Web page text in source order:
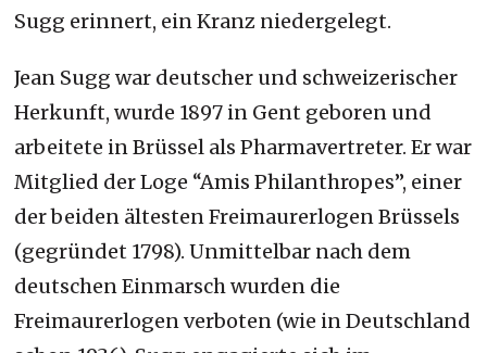
Sugg erinnert, ein Kranz niedergelegt.
Jean Sugg war deutscher und schweizerischer
Herkunft, wurde 1897 in Gent geboren und
arbeitete in Brüssel als Pharmavertreter. Er war
Mitglied der Loge “Amis Philanthropes”, einer
der beiden ältesten Freimaurerlogen Brüssels
(gegründet 1798). Unmittelbar nach dem
deutschen Einmarsch wurden die
Freimaurerlogen verboten (wie in Deutschland